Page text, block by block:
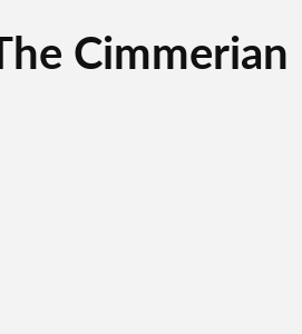
Cimmerian